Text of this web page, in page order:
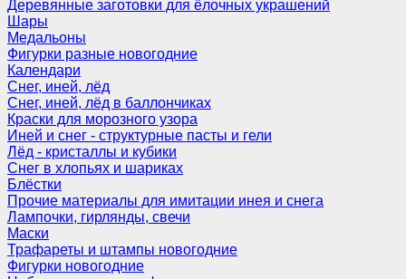
Деревянные заготовки для ёлочных украшений
Шары
Медальоны
Фигурки разные новогодние
Календари
Снег, иней, лёд
Снег, иней, лёд в баллончиках
Краски для морозного узора
Иней и снег - структурные пасты и гели
Лёд - кристаллы и кубики
Снег в хлопьях и шариках
Блёстки
Прочие материалы для имитации инея и снега
Лампочки, гирлянды, свечи
Маски
Трафареты и штампы новогодние
Фигурки новогодние